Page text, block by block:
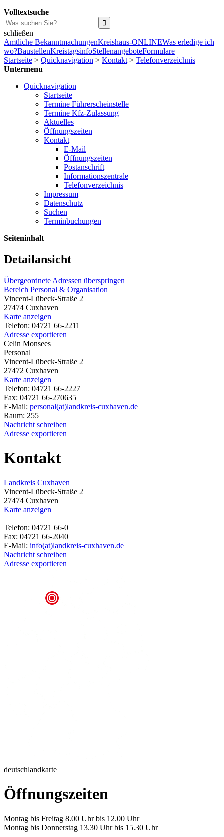
Volltextsuche
schließen
Amtliche BekanntmachungenKreishaus-ONLINEWas erledige ich
wo?BaustellenKreistagsinfoStellenangeboteFormulare
Startseite > Quicknavigation > Kontakt > Telefonverzeichnis
Untermenu
Quicknavigation
Startseite
Termine Führerscheinstelle
Termine Kfz-Zulassung
Aktuelles
Öffnungszeiten
Kontakt
E-Mail
Öffnungszeiten
Postanschrift
Informationszentrale
Telefonverzeichnis
Impressum
Datenschutz
Suchen
Terminbuchungen
Seiteninhalt
Detailansicht
Übergeordnete Adressen überspringen
Bereich Personal & Organisation
Vincent-Lübeck-Straße 2
27474 Cuxhaven
Karte anzeigen
Telefon: 04721 66-2211
Adresse exportieren
Celin Monsees
Personal
Vincent-Lübeck-Straße 2
27472 Cuxhaven
Karte anzeigen
Telefon: 04721 66-2227
Fax: 04721 66-270635
E-Mail: personal(at)landkreis-cuxhaven.de
Raum: 255
Nachricht schreiben
Adresse exportieren
Kontakt
Landkreis Cuxhaven
Vincent-Lübeck-Straße 2
27474 Cuxhaven
Karte anzeigen
Telefon: 04721 66-0
Fax: 04721 66-2040
E-Mail: info(at)landkreis-cuxhaven.de
Nachricht schreiben
Adresse exportieren
deutschlandkarte
Öffnungszeiten
Montag bis Freitag 8.00 Uhr bis 12.00 Uhr
Montag bis Donnerstag 13.30 Uhr bis 15.30 Uhr